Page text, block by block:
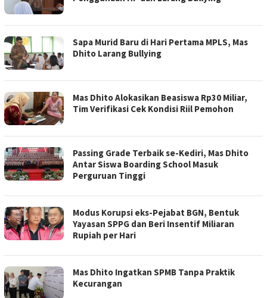
Sapa Murid Baru di Hari Pertama MPLS, Mas
Dhito Larang Bullying
Mas Dhito Alokasikan Beasiswa Rp30 Miliar,
Tim Verifikasi Cek Kondisi Riil Pemohon
Passing Grade Terbaik se-Kediri, Mas Dhito
Antar Siswa Boarding School Masuk
Perguruan Tinggi
Modus Korupsi eks-Pejabat BGN, Bentuk
Yayasan SPPG dan Beri Insentif Miliaran
Rupiah per Hari
Mas Dhito Ingatkan SPMB Tanpa Praktik
Kecurangan